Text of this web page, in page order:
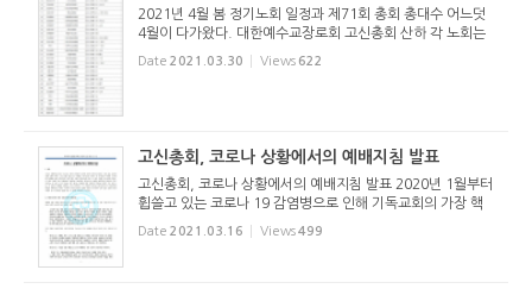
2021년 4월 봄 정기노회 일정과 제71회 총회 총대수 어느덧
4월이 다가왔다. 대한예수교장로회 고신총회 산하 각 노회는
4월 둘째주에 정기노회를 개최한다. 아래는 각 노회별 일정이
다. 이번 노회는 총회에 파송할 총대를 선출한다. 지난 해보다
Date 2021.03.30 Views 622
고신총회, 코로나 상황에서의 예배지침 발표
고신총회, 코로나 상황에서의 예배지침 발표 2020년 1월부터
휩쓸고 있는 코로나 19 감염병으로 인해 기독교회의 가장 핵
심인 공예배가 위협받고 있다. 한 두 달 정도로 끝날 줄 알았던
감염병이 팬데믹 상황으로 바뀌었고, 어느 덧 1년을 훌쩍 넘기
Date 2021.03.16 Views499